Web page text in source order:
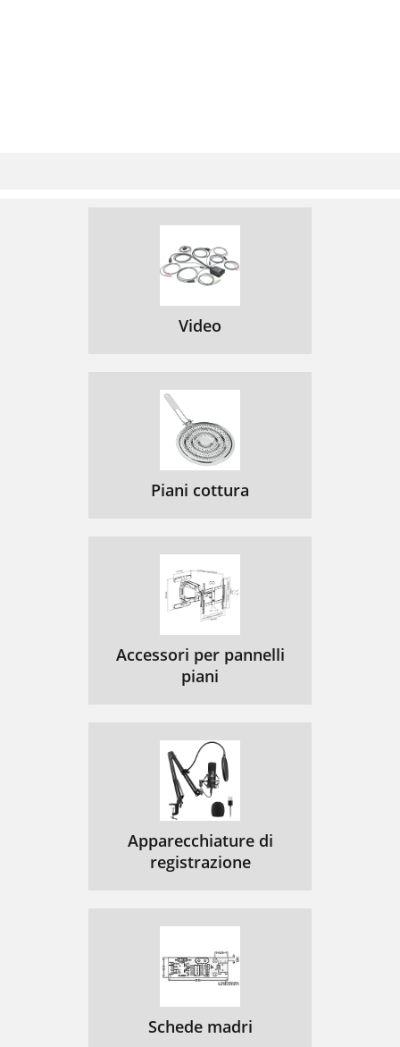
Video
Piani cottura
Accessori per pannelli
piani
Apparecchiature di
registrazione
Schede madri